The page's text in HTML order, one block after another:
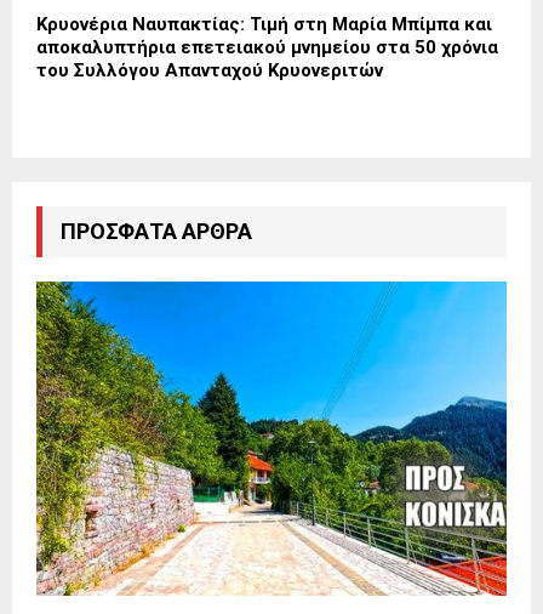
Κρυονέρια Ναυπακτίας: Τιμή στη Μαρία Μπίμπα και
αποκαλυπτήρια επετειακού μνημείου στα 50 χρόνια
του Συλλόγου Απανταχού Κρυονεριτών
ΠΡΌΣΦΑΤΑ ΆΡΘΡΑ